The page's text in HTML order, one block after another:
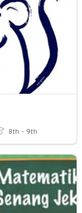
8th - 9th